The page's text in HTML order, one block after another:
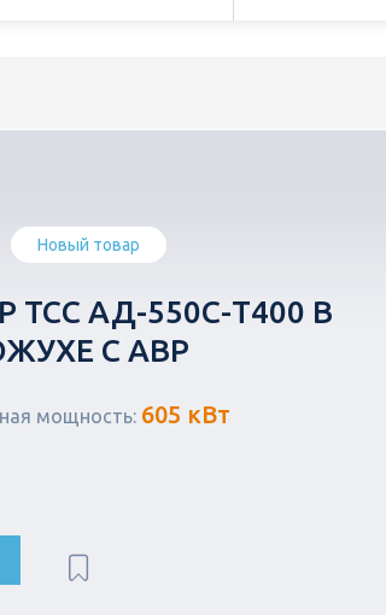
Новый товар
АД-550С-Т400 В
С АВР
мощность: 605 кВт